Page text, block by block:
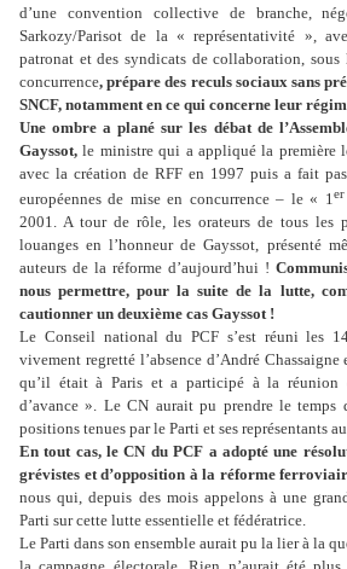
d’une convention collective de branche,
Sarkozy/Parisot de la « représentativité »,
patronat et des syndicats de collaboration,
concurrence, prépare des reculs sociaux sans
SNCF, notamment en ce qui concerne leur
Une ombre a plané sur les débat de
Gayssot, le ministre qui a appliqué la première
avec la création de RFF en 1997 puis a fait
européennes de mise en concurrence – le « 1er
2001. A tour de rôle, les orateurs de tous les
louanges en l’honneur de Gayssot, présenté
auteurs de la réforme d’aujourd’hui !
nous permettre, pour la suite de la lutte,
cautionner un deuxième cas Gayssot !
Le Conseil national du PCF s’est réuni les
vivement regretté l’absence d’André
qu’il était à Paris et a participé à la
d’avance ». Le CN aurait pu prendre le temps
positions tenues par le Parti et ses représentants
En tout cas, le CN du PCF a adopté une
grévistes et d’opposition à la réforme
nous qui, depuis des mois appelons à une
Parti sur cette lutte essentielle et fédératrice.
Le Parti dans son ensemble aurait pu la lier à la